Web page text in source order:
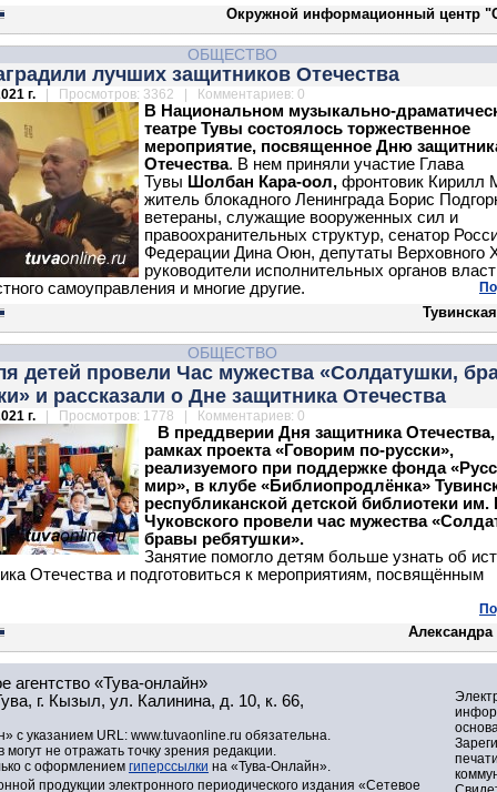
Окружной информационный центр
ОБЩЕСТВО
лучших защитников Отечества
г. | Просмотров: 3362 | Комментариев: 0
В Национальном музыкально-
театре Тувы состоялось торжественное
мероприятие, посвященное Дню
Отечества. В нем приняли участие Глава
Тувы Шолбан Кара-оол, фронтовик Кирилл
житель блокадного Ленинграда Борис
ветераны, служащие вооруженных сил и
правоохранительных структур, сенатор
Федерации Дина Оюн, депутаты Верховного
руководители исполнительных органов
самоуправления и многие другие.
ОБЩЕСТВО
детей провели Час мужества «Солдатушки,
и рассказали о Дне защитника Отечества
г. | Просмотров: 1778 | Комментариев: 0
В преддверии Дня защитника
рамках проекта «Говорим по-русски»,
реализуемого при поддержке фонда
мир», в клубе «Библиопродлёнка»
республиканской детской библиотеки им.
Чуковского провели час мужества
бравы ребятушки».
Занятие помогло детям больше узнать об
Отечества и подготовиться к мероприятиям, посвящённым
агентство «Тува-онлайн»
г. Кызыл, ул. Калинина, д. 10, к. 66,
с указанием URL: www.tuvaonline.ru обязательна.
не отражать точку зрения редакции.
с оформлением гиперссылки на «Тува-Онлайн».
продукции электронного периодического издания «Сетевое